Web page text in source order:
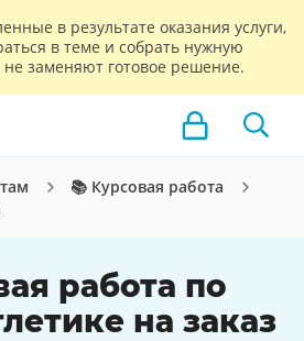
в результате оказания услуги,
в теме и собрать нужную
заменяют готовое решение.
📚 Курсовая работа
работа по
на заказ